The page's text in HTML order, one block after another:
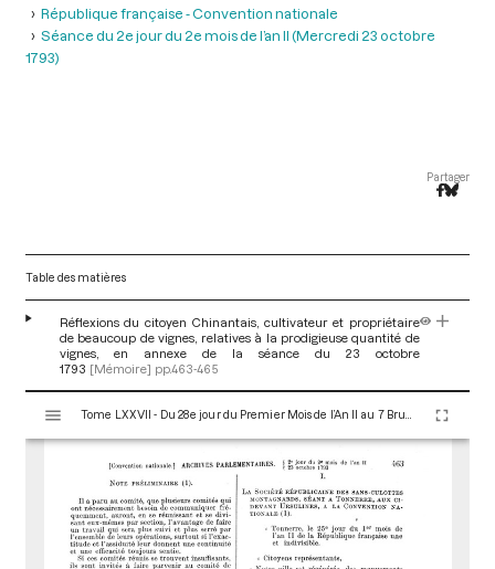
République française - Convention nationale
Séance du 2e jour du 2e mois de l’an II (Mercredi 23 octobre
1793)
Partager
Table des matières
Réflexions du citoyen Chinantais, cultivateur et propriétaire
de beaucoup de vignes, relatives à la prodigieuse quantité de
vignes, en annexe de la séance du 23 octobre
1793 [Mémoire] pp.463-465
s